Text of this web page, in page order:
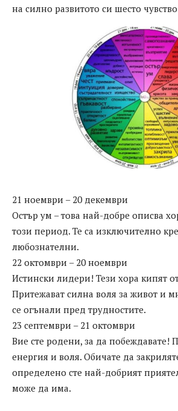
на силно развитото си шесто
21 ноември – 20 декември
Остър ум – това най-добре описва
този период. Те са изключително
любознателни.
22 октомври – 20 ноември
Истински лидери! Тези хора кипят
Притежават силна воля за живот и
се огънали пред трудностите.
23 септември – 21 октомври
Вие сте родени, за да побеждавате!
енергия и воля. Обичате да
определено сте най-добрият
може да има.